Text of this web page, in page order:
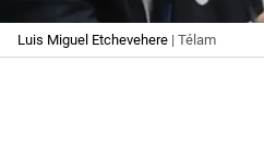
Luis Miguel Etchevehere | Télam